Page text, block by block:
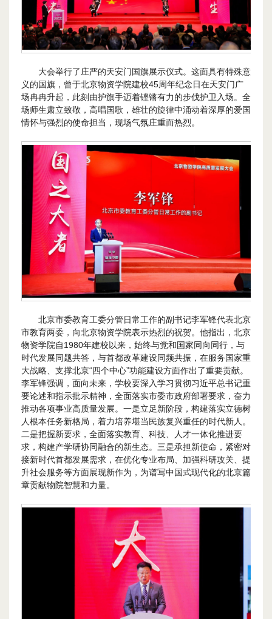
大会举行了庄严的天安门国旗展示仪式。这面具有特殊意
义的国旗，曾于北京物资学院建校45周年纪念日在天安门广
场冉冉升起，此刻由护旗手迈着铿锵有力的步伐护卫入场。全
场师生肃立致敬，高唱国歌，雄壮的旋律中涌动着深厚的爱国
情怀与强烈的使命担当，现场气氛庄重而热烈。
北京市委教育工委分管日常工作的副书记李军锋代表北京
市教育两委，向北京物资学院表示热烈的祝贺。他指出，北京
物资学院自1980年建校以来，始终与党和国家同向同行，与
时代发展同题共答，与首都改革建设同频共振，在服务国家重
大战略、支撑北京“四个中心”功能建设方面作出了重要贡献。
李军锋强调，面向未来，学校要深入学习贯彻习近平总书记重
要论述和指示批示精神，全面落实市委市政府部署要求，奋力
推动各项事业高质量发展。一是立足新阶段，构建落实立德树
人根本任务新格局，着力培养堪当民族复兴重任的时代新人。
二是把握新要求，全面落实教育、科技、人才一体化推进要
求，构建产学研协同融合的新生态。三是承担新使命，紧密对
接新时代首都发展需求，在优化专业布局、加强科研攻关、提
升社会服务等方面展现新作为，为谱写中国式现代化的北京篇
章贡献物院智慧和力量。